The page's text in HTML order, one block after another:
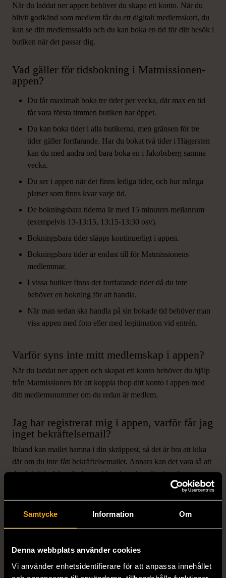
Samtycke Information Om
Denna webbplats använder cookies
Vi använder enhetsidentifierare för att anpassa innehållet
När du laddat ner appen behöver du skapa ett konto. När du
blivit godkänd som medlem får du ett digitalt medlemskort, du
kan se ditt medlemssaldo och du kan boka en tid för ditt besök i
butiken när det passar dig.
Vad gäller för tidsbokning i Matmissionen-
appen?
Du får maximalt boka tre tider per vecka, där max en tid
får vara första timmen butiken har öppet.
Du kan boka tider i alla butikerna, men gränsen för tre
tider gäller fortfarande. Har du bokat två tider i Hägersten
kan du med andra ord bara boka en i Jakobsberg samma
vecka.
Du ser i appen när det finns lediga tider, och hur många
platser som finns kvar varje tid.
De bokningsbara tiderna är med 15 minuters mellanrum
(exempelvis 13-13:15, 13:15-13:30 osv).
Bokningsbara tider släpps kontinuerligt i appen.
Bokningsbara tider är endast till för Matmissionens
medlemmar.
I vissa butiker finns det fortfarande tider då du inte
behöver en bokning för att handla.
När man sedan ska handla på sin bokade tid behöver man
visa appen med foto eller med legitimation vid entrén.
Varför syns inte mitt medlemskap i appen?
När du laddat ner appen och skapat ett konto behöver du hjälp
från Matmissionen för att koppla ihop ditt konto i appen med
ditt medlemsnummer om du redan är medlem.
Jag har registrerat mig i appen, varför får jag
inget bekräftelsemail?
Ibland kan mailet hamna i din skräppost, så det är bra att kika
där om du inte fått bekräftelsemailet. Annars kan det vara så att
du skrivit in fel mailadress vid registrering eller inte är
Varför kan jag inte boka en tid i appen?
Se till att du är uppkopplad till internet för att boka en tid. Om
uppdateras, tiden du vill boka redan är fullbokad (scrolla nedåt
för att se fler tillgängliga tider) eller att ditt medlemskap har gått